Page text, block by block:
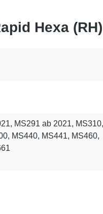
Hexa
MS291 ab 2021, MS310,
MS440, MS441, MS460,